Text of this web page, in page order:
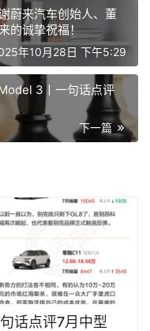
蔚来汽车创始人、董
的诚挚祝福！
年10月28日 下午5:29
3丨一句话点评
下一篇
话点评7月中型